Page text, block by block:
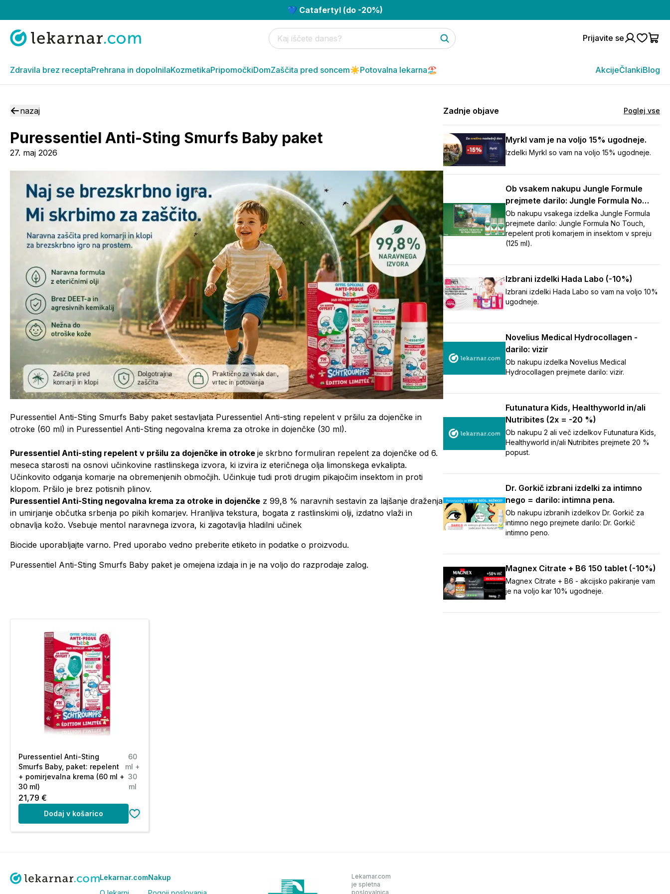
💙 Catafertyl (do -20%)
Prijavite se
Zdravila brez receptaPrehrana in dopolnilaKozmetikaPripomočkiDomZaščita pred soncem☀️Potovalna lekarna🏖️ AkcijeČlankiBlog
nazaj
Puressentiel Anti-Sting Smurfs Baby paket
27. maj 2026
Puressentiel Anti-Sting Smurfs Baby paket sestavljata Puressentiel Anti-sting repelent v pršilu za dojenčke in
otroke (60 ml) in Puressentiel Anti-Sting negovalna krema za otroke in dojenčke (30 ml).
Puressentiel Anti-sting repelent v pršilu za dojenčke in otroke je skrbno formuliran repelent za dojenčke od 6.
meseca starosti na osnovi učinkovine rastlinskega izvora, ki izvira iz eteričnega olja limonskega evkalipta.
Učinkovito odganja komarje na obremenjenih območjih. Učinkuje tudi proti drugim pikajočim insektom in proti
klopom. Pršilo je brez potisnih plinov.
Puressentiel Anti-Sting negovalna krema za otroke in dojenčke z 99,8 % naravnih sestavin za lajšanje draženja
in umirjanje občutka srbenja po pikih komarjev. Hranljiva tekstura, bogata z rastlinskimi olji, izdatno vlaži in
obnavlja kožo. Vsebuje mentol naravnega izvora, ki zagotavlja hladilni učinek
Biocide uporabljajte varno. Pred uporabo vedno preberite etiketo in podatke o proizvodu.
Puressentiel Anti-Sting Smurfs Baby paket je omejena izdaja in je na voljo do razprodaje zalog.
Puressentiel Anti-Sting
Smurfs Baby, paket: repelent
+ pomirjevalna krema (60 ml +
30 ml)
60
ml +
30
ml
21,79 €
Dodaj v košarico
Zadnje objave Poglej vse
Myrkl vam je na voljo 15% ugodneje.
Izdelki Myrkl so vam na voljo 15% ugodneje.
Ob vsakem nakupu Jungle Formule
prejmete darilo: Jungle Formula No
Touch repelent (125 ml)
Ob nakupu vsakega izdelka Jungle Formula
prejmete darilo: Jungle Formula No Touch,
repelent proti komarjem in insektom v spreju
(125 ml).
Izbrani izdelki Hada Labo (-10%)
Izbrani izdelki Hada Labo so vam na voljo 10%
ugodneje.
Novelius Medical Hydrocollagen -
darilo: vizir
Ob nakupu izdelka Novelius Medical
Hydrocollagen prejmete darilo: vizir.
Futunatura Kids, Healthyworld in/ali
Nutribites (2x = -20 %)
Ob nakupu 2 ali več izdelkov Futunatura Kids,
Healthyworld in/ali Nutribites prejmete 20 %
popust.
Dr. Gorkič izbrani izdelki za intimno
nego = darilo: intimna pena.
Ob nakupu izbranih izdelkov Dr. Gorkič za
intimno nego prejmete darilo: Dr. Gorkič
intimno peno.
Magnex Citrate + B6 150 tablet (-10%)
Magnex Citrate + B6 - akcijsko pakiranje vam
je na voljo kar 10% ugodneje.
Lekarnar.comNakup
Lekarnar.com
je spletna
poslovalnica